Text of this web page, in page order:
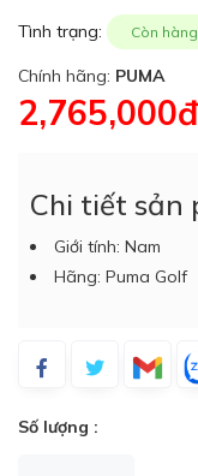
Tình trạng: Còn hàng
Chính hãng: PUMA
2,765,000đ
Chi tiết sản
Giới tính: Nam
Hãng: Puma Golf
Số lượng :